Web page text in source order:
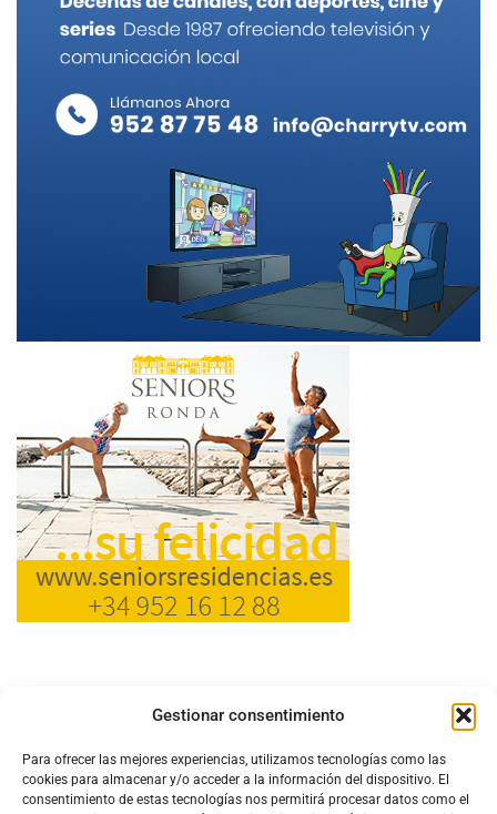
Gestionar consentimiento
Para ofrecer las mejores experiencias, utilizamos tecnologías como las
cookies para almacenar y/o acceder a la información del dispositivo. El
consentimiento de estas tecnologías nos permitirá procesar datos como el